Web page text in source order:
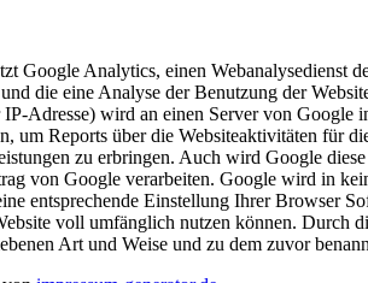
Google Analytics, einen Webanalysedienst
die eine Analyse der Benutzung der
Adresse) wird an einen Server von Google
um Reports über die Websiteaktivitäten für
zu erbringen. Auch wird Google
von Google verarbeiten. Google wird in
entsprechende Einstellung Ihrer Browser
voll umfänglich nutzen können. Durch
Art und Weise und zu dem zuvor